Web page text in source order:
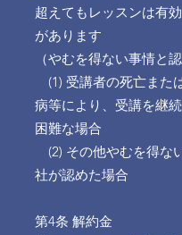
超えてもレッスンは有
があります
（やむを得ない事情と認
(1) 受講者の死亡また
病等により、受講を継
困難な場合
(2) その他やむを得な
社が認めた場合
第4条 解約金